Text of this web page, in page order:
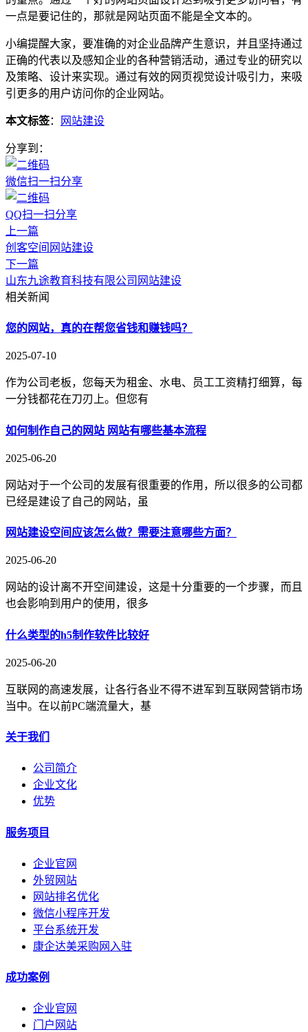
一点是要记住的，那就是网站页面不能是全文本的。
小编提醒大家，要准确的对企业品牌产生意识，并且坚持通过
正确的代表以及感知企业的各种营销活动，通过专业的研究以
及策略、设计来实现。通过有效的网页视觉设计吸引力，来吸
引更多的用户访问你的企业网站。
本文标签： 网站建设
分享到：
微信扫一扫分享
QQ扫一扫分享
上一篇
创客空间网站建设
下一篇
山东九途教育科技有限公司网站建设
相关新闻
您的网站，真的在帮您省钱和赚钱吗？
2025-07-10
作为公司老板，您每天为租金、水电、员工工资精打细算，每
一分钱都花在刀刃上。但您有
如何制作自己的网站 网站有哪些基本流程
2025-06-20
网站对于一个公司的发展有很重要的作用，所以很多的公司都
已经是建设了自己的网站，虽
网站建设空间应该怎么做？需要注意哪些方面？
2025-06-20
网站的设计离不开空间建设，这是十分重要的一个步骤，而且
也会影响到用户的使用，很多
什么类型的h5制作软件比较好
2025-06-20
互联网的高速发展，让各行各业不得不进军到互联网营销市场
当中。在以前PC端流量大，基
关于我们
公司简介
企业文化
优势
服务项目
企业官网
外贸网站
网站排名优化
微信小程序开发
平台系统开发
康企达美采购网入驻
成功案例
企业官网
门户网站